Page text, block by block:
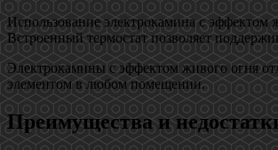
Использование электрокамина с
Встроенный термостат позволяет
Электрокамины с эффектом живого огня
элементом в любом помещении.
Преимущества и